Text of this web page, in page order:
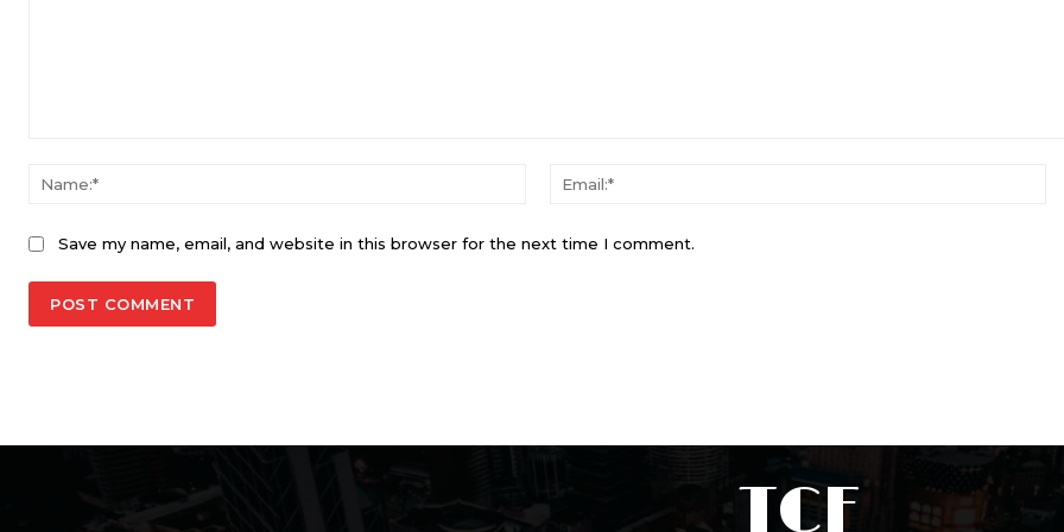
Name:*
Save my name, email, and website in this browser for the next time I comment.
TCF